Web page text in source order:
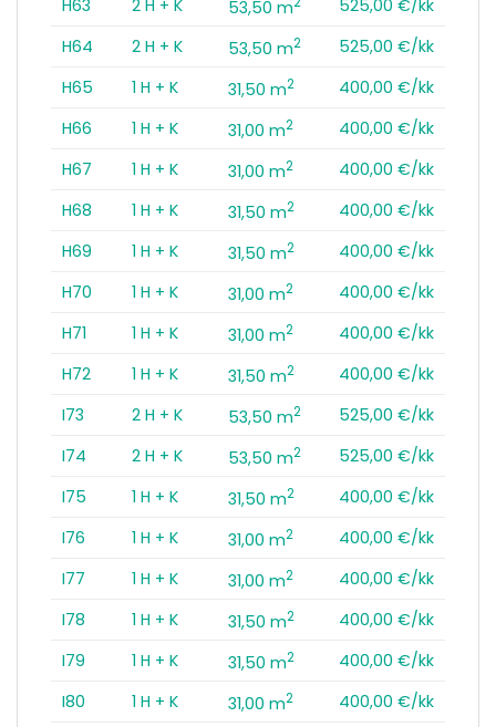
H63 2 H + K 53,50 m
525,00 €/kk
H64
2 H + K 53,50 m2
525,00 €/kk
H65
1 H + K 31,50 m2
400,00 €/kk
H66
1 H + K 31,00 m2
400,00 €/kk
H67
1 H + K 31,00 m2
400,00 €/kk
H68
1 H + K 31,50 m2
400,00 €/kk
H69
1 H + K 31,50 m2
400,00 €/kk
H70
1 H + K 31,00 m2
400,00 €/kk
H71
1 H + K 31,00 m2
400,00 €/kk
H72
1 H + K 31,50 m2
400,00 €/kk
I73
2 H + K 53,50 m2
525,00 €/kk
I74
2 H + K 53,50 m2
525,00 €/kk
I75
1 H + K 31,50 m2
400,00 €/kk
I76
1 H + K 31,00 m2
400,00 €/kk
I77
1 H + K 31,00 m2
400,00 €/kk
I78
1 H + K 31,50 m2
400,00 €/kk
I79
1 H + K 31,50 m2
400,00 €/kk
I80
1 H + K 31,00 m2
400,00 €/kk